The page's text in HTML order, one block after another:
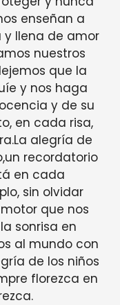
enseñan a
y llena de amor
nuestros
que la
y nos haga
y de su
en cada risa,
alegría de
recordatorio
en cada
sin olvidar
que nos
sonrisa en
al mundo con
de los niños
florezca en